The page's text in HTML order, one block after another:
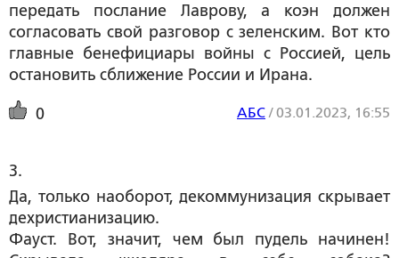
передать послание Лаврову, а коэн должен
согласовать свой разговор с зеленским. Вот кто
главные бенефициары войны с Россией, цель
остановить сближение России и Ирана.
0 АБС/03.01.2023, 16:55
3.
Да, только наоборот, декоммунизация скрывает
дехристианизацию.
Фауст. Вот, значит, чем был пудель начинен!